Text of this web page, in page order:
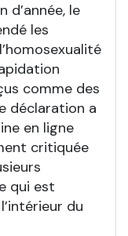
d’année, le
les
comme des
déclaration a
en ligne
critiquée
qui est
du